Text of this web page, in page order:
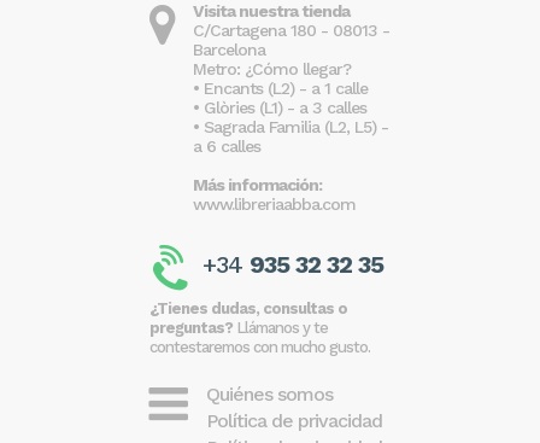
Visita nuestra tienda
C/Cartagena 180 - 08013 -
Barcelona
Metro: ¿Cómo llegar?
• Encants (L2) - a 1 calle
• Glòries (L1) - a 3 calles
• Sagrada Familia (L2, L5) -
a 6 calles
Más información:
www.libreriaabba.com
+34 935 32 32 35
¿Tienes dudas, consultas o
preguntas? Llámanos y te
contestaremos con mucho gusto.
Quiénes somos
Política de privacidad